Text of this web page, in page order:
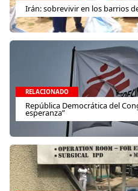
Irán: sobrevivir en los barrios
RELACIONADO
República Democrática del
esperanza”